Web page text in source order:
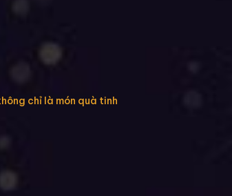
chỉ là món quà tinh